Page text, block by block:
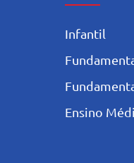
Infantil
Ensino